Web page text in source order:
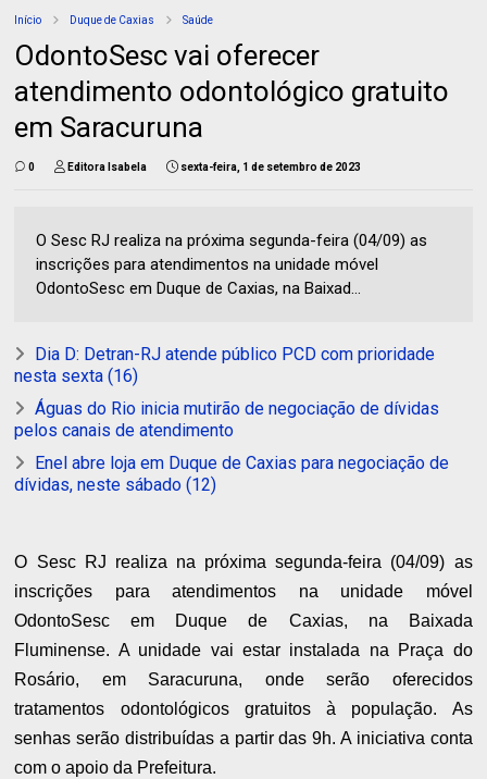
Início Duque de Caxias Saúde
OdontoSesc vai oferecer
atendimento odontológico gratuito
em Saracuruna
0 Editora Isabela sexta-feira, 1 de setembro de 2023
O Sesc RJ realiza na próxima segunda-feira (04/09) as
inscrições para atendimentos na unidade móvel
OdontoSesc em Duque de Caxias, na Baixad...
Dia D: Detran-RJ atende público PCD com prioridade
nesta sexta (16)
Águas do Rio inicia mutirão de negociação de dívidas
pelos canais de atendimento
Enel abre loja em Duque de Caxias para negociação de
dívidas, neste sábado (12)
O Sesc RJ realiza na próxima segunda-feira (04/09) as
inscrições para atendimentos na unidade móvel
OdontoSesc em Duque de Caxias, na Baixada
Fluminense. A unidade vai estar instalada na Praça do
Rosário, em Saracuruna, onde serão oferecidos
tratamentos odontológicos gratuitos à população. As
senhas serão distribuídas a partir das 9h. A iniciativa conta
com o apoio da Prefeitura.